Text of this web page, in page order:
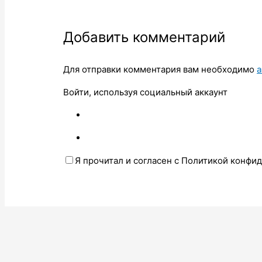
Добавить комментарий
Для отправки комментария вам необходимо
Войти, используя социальный аккаунт
Я прочитал и согласен с Политикой